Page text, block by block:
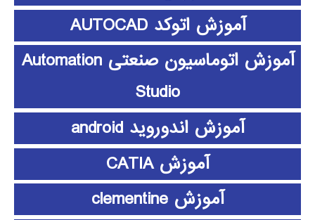
آموزش اتوکد AUTOCAD
آموزش اتوماسیون صنعتی Automation
Studio
آموزش اندوروید android
آموزش CATIA
آموزش clementine